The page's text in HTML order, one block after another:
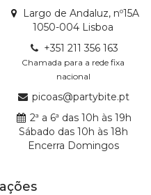
Largo de Andaluz, nº15A
1050-004 Lisboa
+351 211 356 163
Chamada para a rede fixa
nacional
picoas@partybite.pt
2ª a 6ª das 10h às 19h
Sábado das 10h às 18h
Encerra Domingos